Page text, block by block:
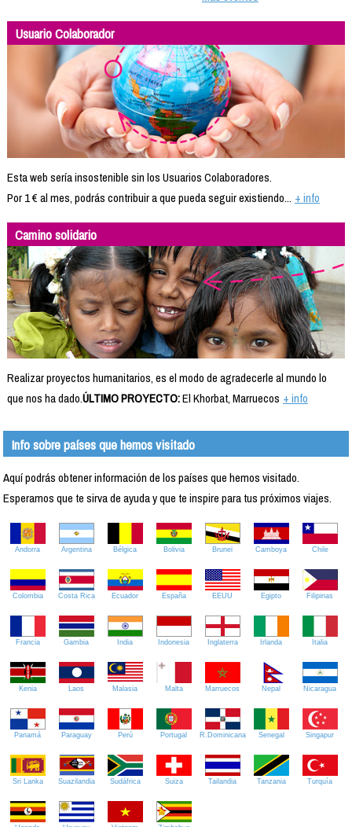
Usuario Colaborador
Esta web sería insostenible sin los Usuarios Colaboradores.
Por 1 € al mes, podrás contribuir a que pueda seguir existiendo... + info
Camino solidario
Realizar proyectos humanitarios, es el modo de agradecerle al mundo lo
que nos ha dado.ÚLTIMO PROYECTO:El Khorbat, Marruecos + info
Info sobre países que hemos visitado
Aquí podrás obtener información de los países que hemos visitado.
Esperamos que te sirva de ayuda y que te inspire para tus próximos viajes.
Andorra Argentina Bélgica Bolivia Brunei Camboya Chile
Colombia Costa Rica Ecuador España EEUU Egipto Filipinas
Francia Gambia India Indonesia Inglaterra Irlanda Italia
Kenia Laos Malasia Malta Marruecos Nepal Nicaragua
Panamá Paraguay Perú Portugal R.Dominicana Senegal Singapur
Sri Lanka Suazilandia Sudáfrica Suiza Tailandia Tanzania Turquía